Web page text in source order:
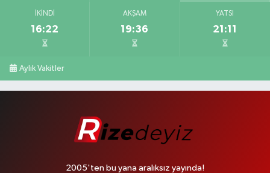
İKINDI
16:22
AKŞAM
19:36
YATSI
21:11
Aylık Vakitler
2005'ten bu yana aralıksız yayında!